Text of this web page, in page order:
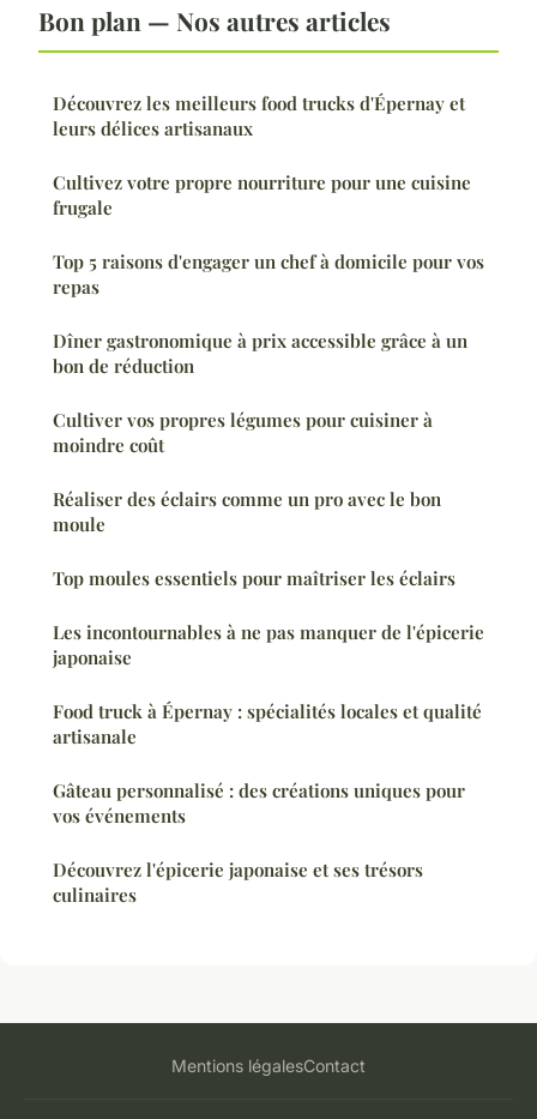
Bon plan — Nos autres articles
Découvrez les meilleurs food trucks d'Épernay et
leurs délices artisanaux
Cultivez votre propre nourriture pour une cuisine
frugale
Top 5 raisons d'engager un chef à domicile pour vos
repas
Dîner gastronomique à prix accessible grâce à un
bon de réduction
Cultiver vos propres légumes pour cuisiner à
moindre coût
Réaliser des éclairs comme un pro avec le bon
moule
Top moules essentiels pour maîtriser les éclairs
Les incontournables à ne pas manquer de l'épicerie
japonaise
Food truck à Épernay : spécialités locales et qualité
artisanale
Gâteau personnalisé : des créations uniques pour
vos événements
Découvrez l'épicerie japonaise et ses trésors
culinaires
Mentions légalesContact